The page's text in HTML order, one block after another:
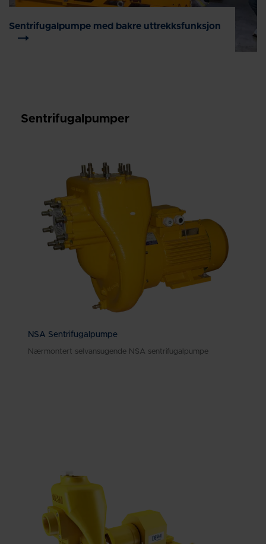
Sentrifugalpumpe med bakre uttrekksfunksjon
Sentrifugalpumper
NSA Sentrifugalpumpe
Nærmontert selvansugende NSA sentrifugalpumpe